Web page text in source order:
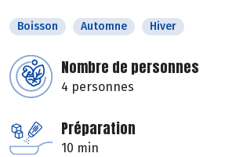
Boisson Automne Hiver
Nombre de personnes
4 personnes
Préparation
10 min